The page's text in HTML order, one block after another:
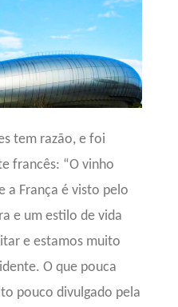
tem razão, e foi
francês: “O vinho
a França é visto pelo
e um estilo de vida
e estamos muito
O que pouca
pouco divulgado pela